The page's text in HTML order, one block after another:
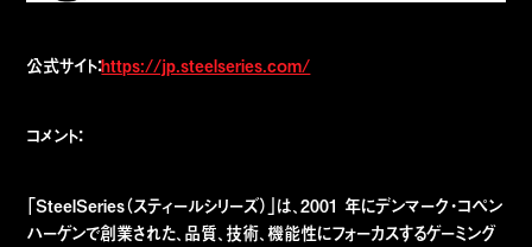
公式サイト：https://jp.steelseries.com/
コメント：
「SteelSeries（スティールシリーズ）」は、2001 年にデンマーク・コペン
ハーゲンで創業された、品質、技術、機能性にフォーカスするゲーミング